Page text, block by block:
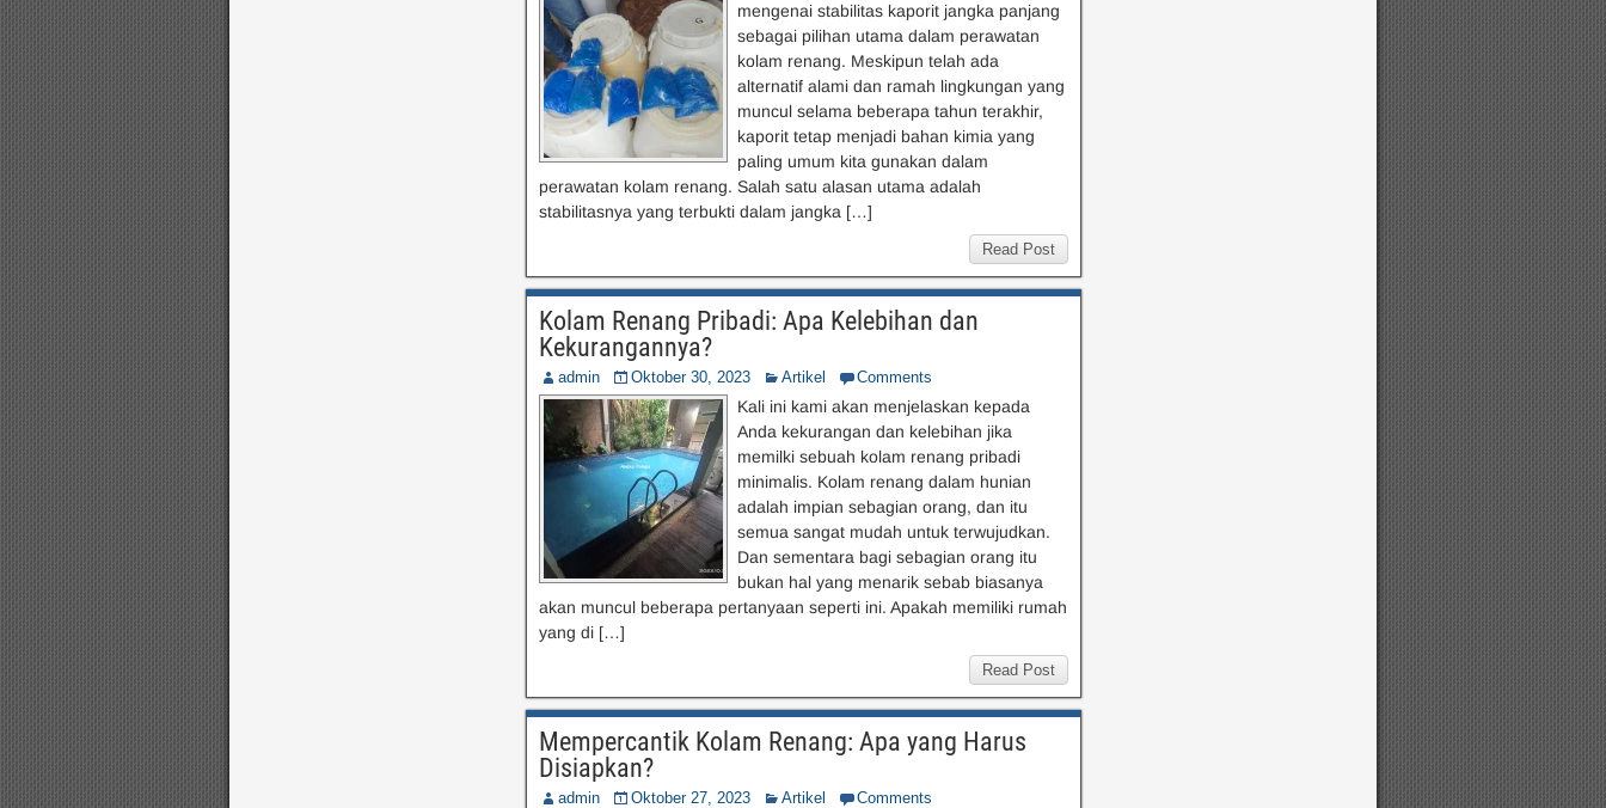
mengenai stabilitas kaporit jangka panjang
sebagai pilihan utama dalam perawatan
kolam renang. Meskipun telah ada
alternatif alami dan ramah lingkungan yang
muncul selama beberapa tahun terakhir,
kaporit tetap menjadi bahan kimia yang
paling umum kita gunakan dalam
perawatan kolam renang. Salah satu alasan utama adalah
stabilitasnya yang terbukti dalam jangka […]
Read Post
Kolam Renang Pribadi: Apa Kelebihan dan
Kekurangannya?
admin Oktober 30, 2023 Artikel Comments
Kali ini kami akan menjelaskan kepada
Anda kekurangan dan kelebihan jika
memilki sebuah kolam renang pribadi
minimalis. Kolam renang dalam hunian
adalah impian sebagian orang, dan itu
semua sangat mudah untuk terwujudkan.
Dan sementara bagi sebagian orang itu
bukan hal yang menarik sebab biasanya
akan muncul beberapa pertanyaan seperti ini. Apakah memiliki rumah
yang di […]
Read Post
Mempercantik Kolam Renang: Apa yang Harus
Disiapkan?
admin Oktober 27, 2023 Artikel Comments